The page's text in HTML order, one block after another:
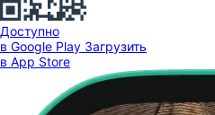
Доступно
в Google Play Загрузить
в App Store